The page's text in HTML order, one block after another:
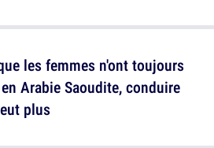
les femmes n'ont toujours
Arabie Saoudite, conduire
plus